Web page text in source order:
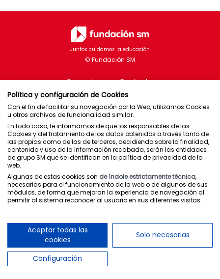
Juntos cuidamos la educación
Proyectos Contacto
Brasil
Chile
España
México
Puerto Rico
Política de privacidad
Condiciones de uso
Política de cookies
Canal interno de comunicaciones
Política y configuración de Cookies
Con el fin de facilitar su navegación por la Web, utilizamos Cookies
u otros archivos de funcionalidad similar.
En todo caso, te informamos de que los responsables de las
Cookies y del tratamiento de los datos obtenidos a través tanto de
las propias como de las de terceros, decidiendo sobre la finalidad,
contenido y uso de la información recabada, serán las entidades
de grupo SM que se identifican en la política de privacidad de la
web.
Algunas de estas cookies son de índole estrictamente técnica,
necesarias para el funcionamiento de la web o de algunos de sus
módulos, de forma que mejoran la experiencia de navegación al
permitir al sistema reconocer al usuario en sus diferentes visitas.
Aceptar todas las
cookies
Solo necesarias
Configuración